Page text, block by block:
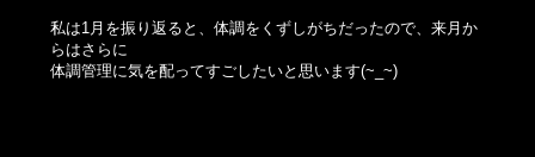
私は1月を振り返ると、体調をくずしがちだったので、来月か
らはさらに
体調管理に気を配ってすごしたいと思います(~_~)